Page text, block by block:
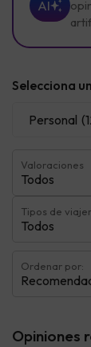
AI
Selecciona
Personal
Valoraciones
Todos
Tipos de
Todos
Ordenar por:
Opiniones